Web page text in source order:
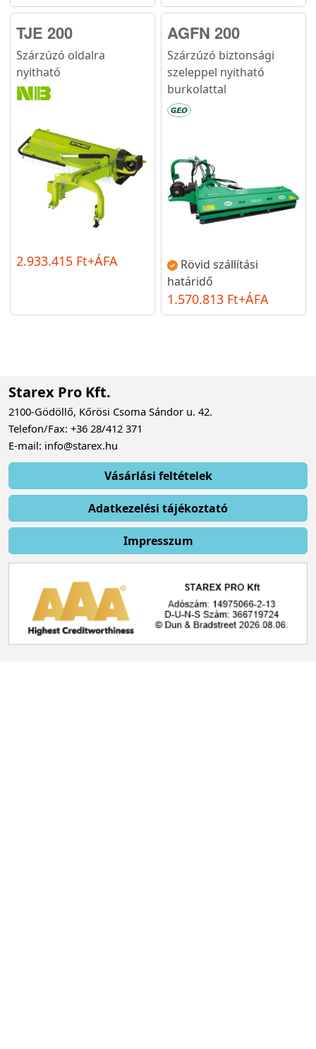
TJE 200
Szárzúzó oldalra
nyitható
2.933.415 Ft+ÁFA
AGFN 200
Szárzúzó biztonsági
szeleppel nyitható
burkolattal
Rövid szállítási
határidő
1.570.813 Ft+ÁFA
Starex Pro Kft.
2100-Gödöllő, Kőrösi Csoma Sándor u. 42.
Telefon/Fax: +36 28/412 371
E-mail: info@starex.hu
Vásárlási feltételek
Adatkezelési tájékoztató
Impresszum